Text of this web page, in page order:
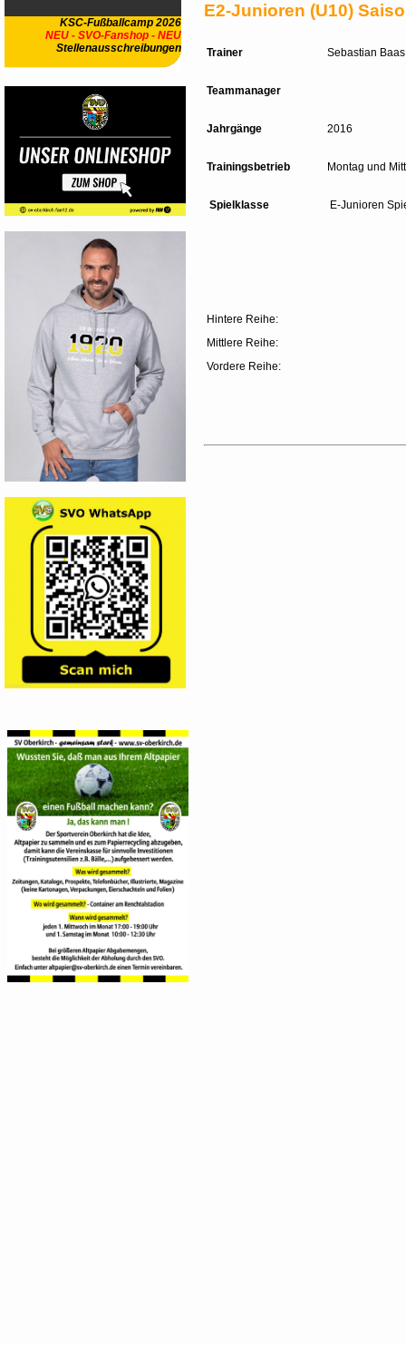
KSC-Fußballcamp 2026
NEU - SVO-Fanshop - NEU
Stellenausschreibungen
E2-Junioren (U10)
Trainer Sebastian Baas
Teammanager
Jahrgänge 2016
Trainingsbetrieb Montag und
Spielklasse E-Junioren
Hintere
Mittlere Reihe:
Vordere Reihe: